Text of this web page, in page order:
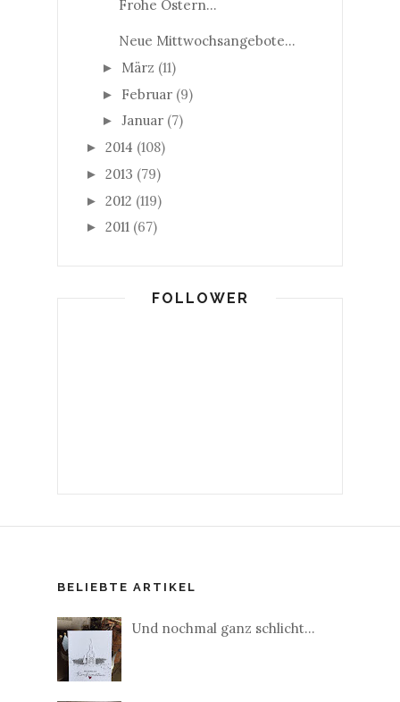
Frohe Ostern...
Neue Mittwochsangebote...
► März (11)
► Februar (9)
► Januar (7)
► 2014 (108)
► 2013 (79)
► 2012 (119)
► 2011 (67)
FOLLOWER
BELIEBTE ARTIKEL
Und nochmal ganz schlicht...